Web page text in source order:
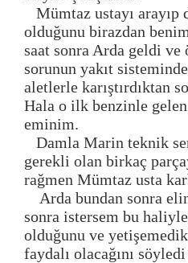
Mümtaz ustayı arayıp
olduğunu birazdan
saat sonra Arda geldi
sorunun yakıt
aletlerle karıştırdıktan
Hala o ilk benzinle
eminim.
Damla Marin teknik
gerekli olan birkaç
rağmen Mümtaz usta
Arda bundan sonra
sonra istersem bu
olduğunu ve
faydalı olacağını